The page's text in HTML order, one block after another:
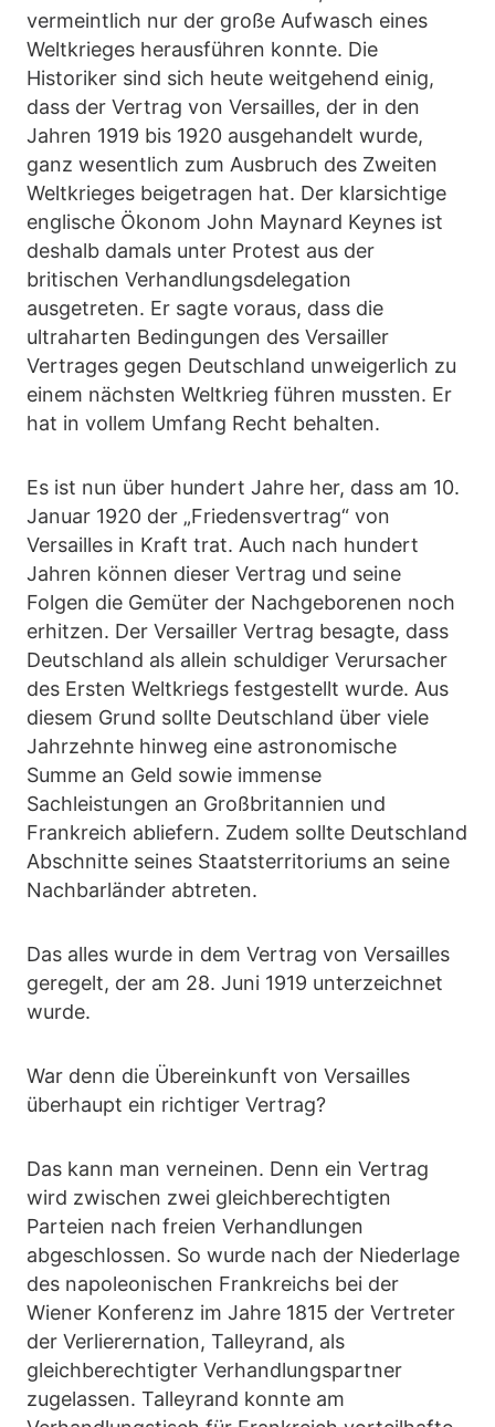
vermeintlich nur der große Aufwasch eines
Weltkrieges herausführen konnte. Die
Historiker sind sich heute weitgehend einig,
dass der Vertrag von Versailles, der in den
Jahren 1919 bis 1920 ausgehandelt wurde,
ganz wesentlich zum Ausbruch des Zweiten
Weltkrieges beigetragen hat. Der klarsichtige
englische Ökonom John Maynard Keynes ist
deshalb damals unter Protest aus der
britischen Verhandlungsdelegation
ausgetreten. Er sagte voraus, dass die
ultraharten Bedingungen des Versailler
Vertrages gegen Deutschland unweigerlich zu
einem nächsten Weltkrieg führen mussten. Er
hat in vollem Umfang Recht behalten.
Es ist nun über hundert Jahre her, dass am 10.
Januar 1920 der „Friedensvertrag“ von
Versailles in Kraft trat. Auch nach hundert
Jahren können dieser Vertrag und seine
Folgen die Gemüter der Nachgeborenen noch
erhitzen. Der Versailler Vertrag besagte, dass
Deutschland als allein schuldiger Verursacher
des Ersten Weltkriegs festgestellt wurde. Aus
diesem Grund sollte Deutschland über viele
Jahrzehnte hinweg eine astronomische
Summe an Geld sowie immense
Sachleistungen an Großbritannien und
Frankreich abliefern. Zudem sollte Deutschland
Abschnitte seines Staatsterritoriums an seine
Nachbarländer abtreten.
Das alles wurde in dem Vertrag von Versailles
geregelt, der am 28. Juni 1919 unterzeichnet
wurde.
War denn die Übereinkunft von Versailles
überhaupt ein richtiger Vertrag?
Das kann man verneinen. Denn ein Vertrag
wird zwischen zwei gleichberechtigten
Parteien nach freien Verhandlungen
abgeschlossen. So wurde nach der Niederlage
des napoleonischen Frankreichs bei der
Wiener Konferenz im Jahre 1815 der Vertreter
der Verlierernation, Talleyrand, als
gleichberechtigter Verhandlungspartner
zugelassen. Talleyrand konnte am